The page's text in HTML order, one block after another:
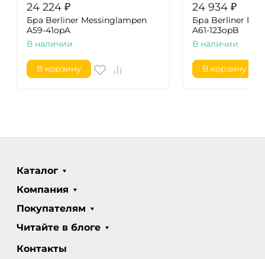
24 224 ₽
Бра Berliner Messinglampen
A59-41opA
В наличии
В корзину
24 934 ₽
Бра Berliner
A61-123opB
В наличии
В корзину
Каталог
Компания
Покупателям
Читайте в блоге
Контакты